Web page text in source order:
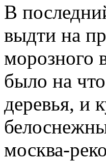
В
выдти на
морозного
было на
деревья, и
москва-